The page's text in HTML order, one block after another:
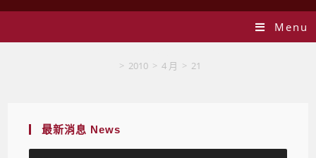
Menu
> 2010 > 4 月 > 21
最新消息 News